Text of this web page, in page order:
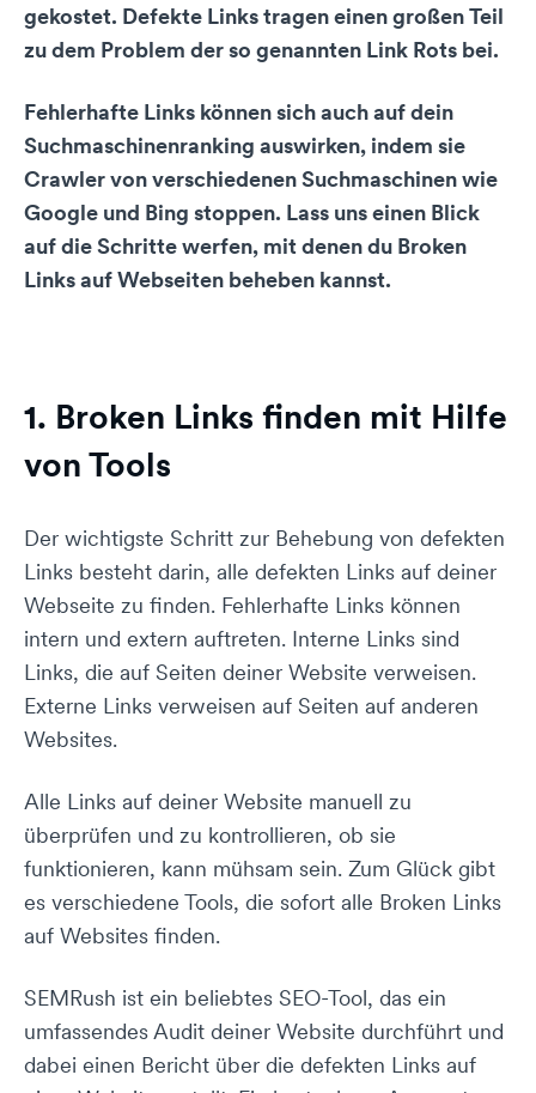
gekostet. Defekte Links tragen einen großen Teil
zu dem Problem der so genannten Link Rots bei.
Fehlerhafte Links können sich auch auf dein
Suchmaschinenranking auswirken, indem sie
Crawler von verschiedenen Suchmaschinen wie
Google und Bing stoppen. Lass uns einen Blick
auf die Schritte werfen, mit denen du Broken
Links auf Webseiten beheben kannst.
1. Broken Links finden mit Hilfe
von Tools
Der wichtigste Schritt zur Behebung von defekten
Links besteht darin, alle defekten Links auf deiner
Webseite zu finden. Fehlerhafte Links können
intern und extern auftreten. Interne Links sind
Links, die auf Seiten deiner Website verweisen.
Externe Links verweisen auf Seiten auf anderen
Websites.
Alle Links auf deiner Website manuell zu
überprüfen und zu kontrollieren, ob sie
funktionieren, kann mühsam sein. Zum Glück gibt
es verschiedene Tools, die sofort alle Broken Links
auf Websites finden.
SEMRush ist ein beliebtes SEO-Tool, das ein
umfassendes Audit deiner Website durchführt und
dabei einen Bericht über die defekten Links auf